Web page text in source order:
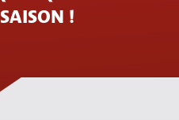
SAISON !